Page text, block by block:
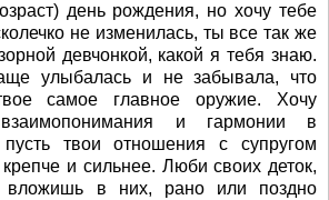
день рождения, но хочу тебе
не изменилась, ты все так же
девчонкой, какой я тебя знаю.
улыбалась и не забывала, что
самое главное оружие. Хочу
и гармонии в
твои отношения с супругом
крепче и сильнее. Люби своих деток,
в них, рано или поздно